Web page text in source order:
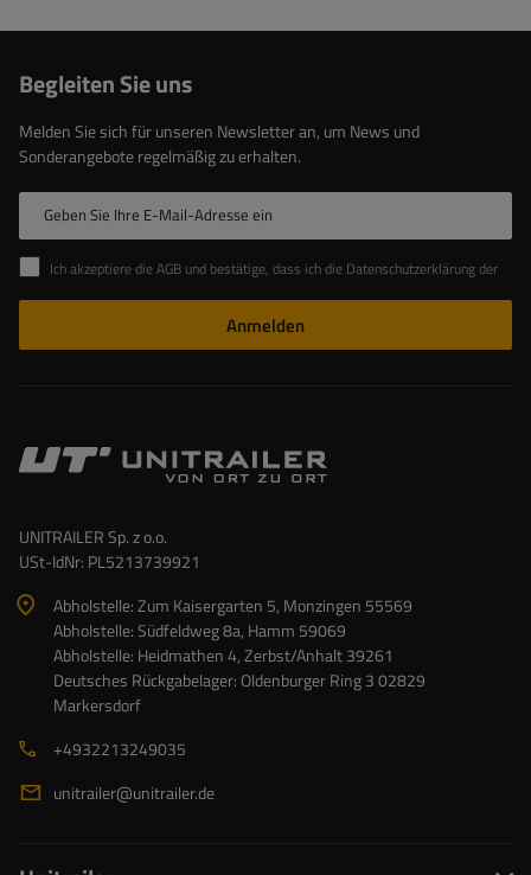
Begleiten Sie uns
Melden Sie sich für unseren Newsletter an, um News und
Sonderangebote regelmäßig zu erhalten.
Geben Sie Ihre E-Mail-Adresse ein
Ich akzeptiere die AGB und bestätige, dass ich die Datenschutzerklärung der Website zur Kenntnis genommen habe
Anmelden
UNITRAILER Sp. z o.o.
USt-IdNr: PL5213739921
Abholstelle: Zum Kaisergarten 5, Monzingen 55569
Abholstelle: Südfeldweg 8a, Hamm 59069
Abholstelle: Heidmathen 4, Zerbst/Anhalt 39261
Deutsches Rückgabelager: Oldenburger Ring 3 02829
Markersdorf
+4932213249035
unitrailer@unitrailer.de